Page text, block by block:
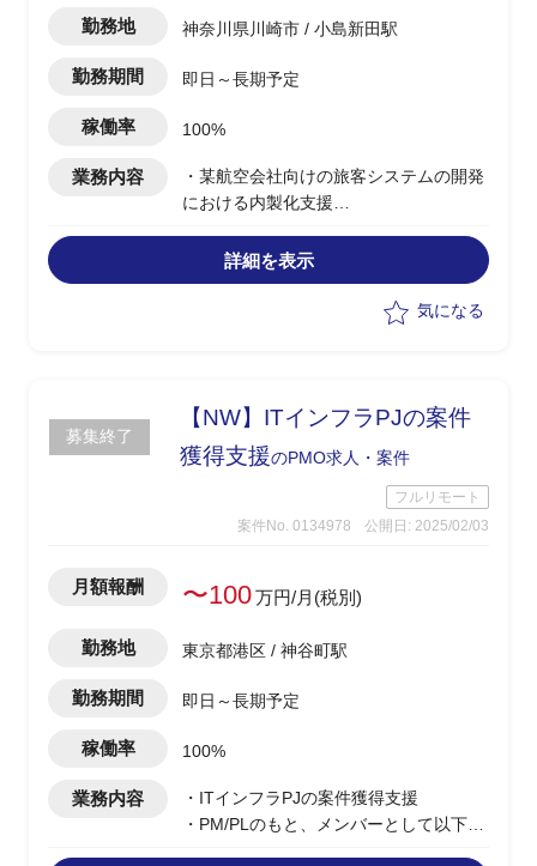
勤務地 神奈川県川崎市 / 小島新田駅
勤務期間 即日～長期予定
稼働率 100%
業務内容
・某航空会社向けの旅客システムの開発
における内製化支援
し、ユーザー側各種管理を実施
・仕様の確認や、エンドユーザー側内で
詳細を表示
気になる
募集終了
【NW】ITインフラPJの案件
獲得支援のPMO求人・案件
フルリモート
案件No. 0134978
公開日: 2025/02/03
月額報酬 〜100万円/月(税別)
勤務地 東京都港区 / 神谷町駅
勤務期間 即日～長期予定
稼働率 100%
業務内容
・ITインフラPJの案件獲得支援
・PM/PLのもと、メンバーとして以下の